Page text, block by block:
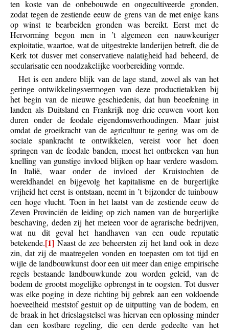
ten koste van de onbebouwde en ongecultiveerde gronden,
zodat tegen de zestiende eeuw de grens van de met enige kans
op winst te bearbeiden gronden was bereikt. Eerst met de
Hervorming begon men in ’t algemeen een nauwkeuriger
exploitatie, waartoe, wat de uitgestrekte landerijen betreft, die de
Kerk tot dusver met conservatieve nalatigheid had beheerd, de
secularisatie een noodzakelijke voorbereiding vormde.
Het is een andere blijk van de lage stand, zowel als van het
geringe ontwikkelingsvermogen van deze productietakken bij
het begin van de nieuwe geschiedenis, dat hun beoefening in
landen als Duitsland en Frankrijk nog drie eeuwen voort kon
duren onder de feodale eigendomsverhoudingen. Maar juist
omdat de groeikracht van de agricultuur te gering was om de
sociale spankracht te ontwikkelen, vereist voor het doen
springen van de feodale banden, moest het ontbreken van hun
knelling van gunstige invloed blijken op haar verdere wasdom.
In Italië, waar onder de invloed der Kruistochten de
wereldhandel en bijgevolg het kapitalisme en de burgerlijke
vrijheid het eerst is ontstaan, neemt in ’t bijzonder de tuinbouw
een hoge vlucht. Toen in het laatst van de zestiende eeuw de
Zeven Provinciën de leiding op zich namen van de burgerlijke
beschaving, deden zij het meteen voor de agrarische bedrijven,
wat nu dit geval het handhaven van een oude reputatie
betekende.[1] Naast de zee beheersten zij het land ook in deze
zin, dat zij de maatregelen vonden en toepasten om tot tijd en
wijle de landbouwkunst door een uit meer dan enige empirische
regels bestaande landbouwkunde zou worden geleid, van de
bodem de grootst mogelijke opbrengst in te oogsten. Tot dusver
was elke poging in deze richting bij gebrek aan een voldoende
hoeveelheid meststof gestuit op de uitputting van de bodem, en
de braak in het drieslagstelsel was hiervan een oplossing minder
dan een kostbare regeling, die een derde gedeelte van het